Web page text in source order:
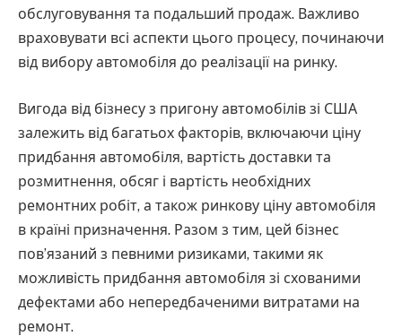
обслуговування та подальший продаж. Важливо
враховувати всі аспекти цього процесу, починаючи
від вибору автомобіля до реалізації на ринку.
Вигода від бізнесу з пригону автомобілів зі США
залежить від багатьох факторів, включаючи ціну
придбання автомобіля, вартість доставки та
розмитнення, обсяг і вартість необхідних
ремонтних робіт, а також ринкову ціну автомобіля
в країні призначення. Разом з тим, цей бізнес
пов’язаний з певними ризиками, такими як
можливість придбання автомобіля зі схованими
дефектами або непередбаченими витратами на
ремонт.